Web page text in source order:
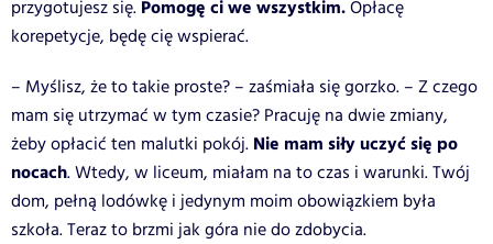
przygotujesz się. Pomogę ci we wszystkim.Opłacę
korepetycje, będę cię wspierać.
– Myślisz, że to takie proste? – zaśmiała się gorzko. – Z czego
mam się utrzymać w tym czasie? Pracuję na dwie zmiany,
żeby opłacić ten malutki pokój. Nie mam siły uczyć się po
nocach. Wtedy, w liceum, miałam na to czas i warunki. Twój
dom, pełną lodówkę i jedynym moim obowiązkiem była
szkoła. Teraz to brzmi jak góra nie do zdobycia.